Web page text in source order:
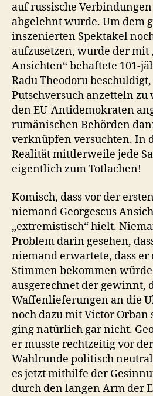
auf russische
abgelehnt wurde. Um dem
inszenierten Spektakel
aufzusetzen, wurde der
Ansichten“ behaftete 101-
Radu Theodoru
Putschversuch anzetteln
den EU-Antidemokraten
rumänischen Behörden
verknüpfen versuchten. In
Realität mittlerweile jede
eigentlich zum Totlachen!
Komisch, dass vor der
niemand Georgescus
„extremistisch“ hielt.
Problem darin gesehen,
niemand erwartete, dass er
Stimmen bekommen
ausgerechnet der gewinnt,
Waffenlieferungen an die
noch dazu mit Victor Orban
ging natürlich gar nicht.
er musste rechtzeitig vor
Wahlrunde politisch
es jetzt mithilfe der
durch den langen Arm der